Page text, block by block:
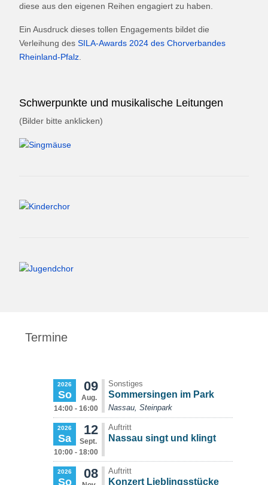
diese aus den eigenen Reihen engagiert zu haben.
Ein Ausdruck dieses tollen Engagements bildet die
Verleihung des SILA-Awards 2024 des Chorverbandes
Rheinland-Pfalz
Schwerpunkte und musikalische Leitungen
(Bilder bitte anklicken)
Termine